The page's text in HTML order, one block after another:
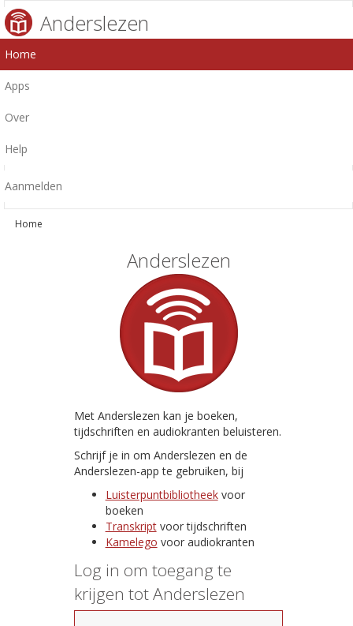
Anderslezen
Home
Apps
Over
Help
Aanmelden
Home
Anderslezen
Met Anderslezen kan je boeken,
tijdschriften en audiokranten beluisteren.
Schrijf je in om Anderslezen en de
Anderslezen-app te gebruiken, bij
Luisterpuntbibliotheekvoor
boeken
Transkriptvoor tijdschriften
Kamelego voor audiokranten
Log in om toegang te
krijgen tot Anderslezen